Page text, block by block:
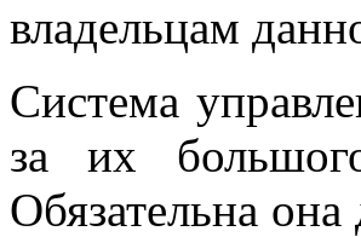
владельцам
Система
за их
Обязательна